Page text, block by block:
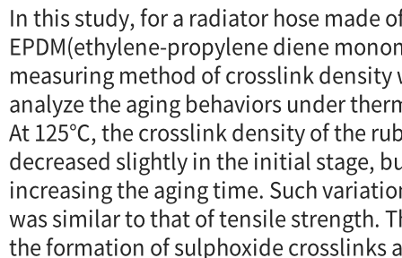
In this study, for a radiator hose made
EPDM(ethylene-propylene diene
measuring method of crosslink density
analyze the aging behaviors under
At 125℃, the crosslink density of the
decreased slightly in the initial stage,
increasing the aging time. Such
was similar to that of tensile strength.
the formation of sulphoxide crosslinks